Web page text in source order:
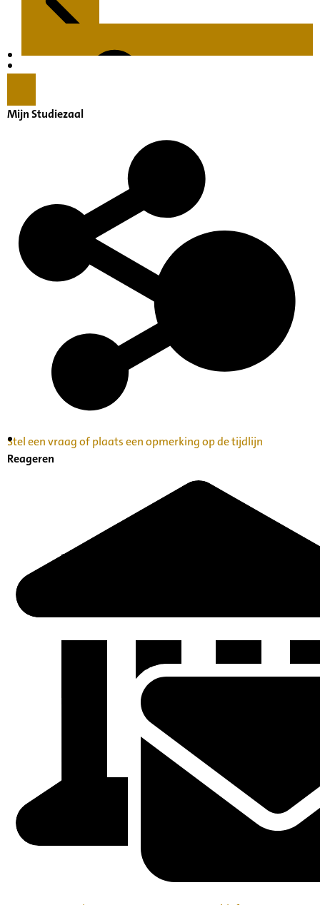
Inventaris Betekende partituren, geordend op
Mijn Studiezaal
Stel een vraag of plaats een opmerking op de tijdlijn
Reageren